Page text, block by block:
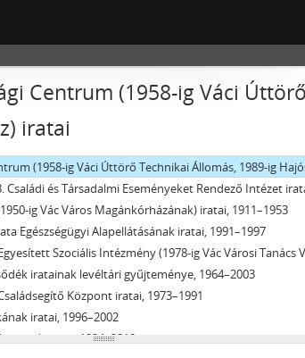
Centrum (1958-ig Váci
iratai
és Gyermekotthon (korábban Siketek Kisegítő
(1968-ig Állami Gyógypedagógiai Iskola, 1986-ig Kisegítő Iskola,
Műszaki Ellátó Szervezetének (GAMESZ) iratai,
1981–2006
iratai, 1952–2008
Muzeális Gyűjtemény, 2009–2011
Központ iratai, 1967-1999
(1958-ig Váci Úttörő Technikai Állomás, 1989-ig Hajós
Családi és Társadalmi Eseményeket Rendező Intézet
ig Vác Város Magánkórházának) iratai, 1911–1953
Egészségügyi Alapellátásának iratai, 1991–1997
(1978-ig Vác Városi Tanács V. B. I. sz. Szociális Otthon, 1984-ig Vác Városi Tanács V. B. I. sz.
iratainak levéltári gyűjteménye, 1964–2003
Központ iratai, 1973–1991
iratai, 1996–2002
iratai, 1994–2010